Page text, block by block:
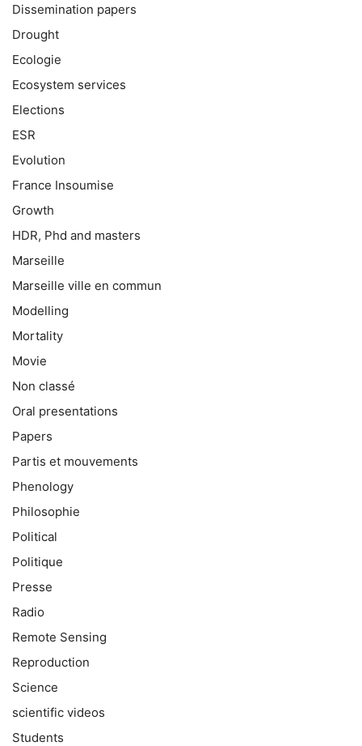
Dissemination papers
Drought
Ecologie
Ecosystem services
Elections
ESR
Evolution
France Insoumise
Growth
HDR, Phd and masters
Marseille
Marseille ville en commun
Modelling
Mortality
Movie
Non classé
Oral presentations
Papers
Partis et mouvements
Phenology
Philosophie
Political
Politique
Presse
Radio
Remote Sensing
Reproduction
Science
scientific videos
Students